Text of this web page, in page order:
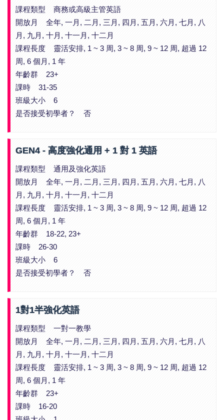
課程類型 商務或高級主管英語
開放月 全年, 一月, 二月, 三月, 四月, 五月, 六月, 七月, 八
月, 九月, 十月, 十一月, 十二月
課程長度 靈活安排, 1 ~ 3 周, 3 ~ 8 周, 9 ~ 12 周, 超過 12
周, 6 個月, 1 年
年齡群 23+
課時 31-35
班級大小 6
是否接受初學者？ 否
GEN4 - 高度強化通用 + 1 對 1 英語
課程類型 通用及強化英語
開放月 全年, 一月, 二月, 三月, 四月, 五月, 六月, 七月, 八
月, 九月, 十月, 十一月, 十二月
課程長度 靈活安排, 1 ~ 3 周, 3 ~ 8 周, 9 ~ 12 周, 超過 12
周, 6 個月, 1 年
年齡群 18-22, 23+
課時 26-30
班級大小 6
是否接受初學者？ 否
1對1半強化英語
課程類型 一對一教學
開放月 全年, 一月, 二月, 三月, 四月, 五月, 六月, 七月, 八
月, 九月, 十月, 十一月, 十二月
課程長度 靈活安排, 1 ~ 3 周, 3 ~ 8 周, 9 ~ 12 周, 超過 12
周, 6 個月, 1 年
年齡群 23+
課時 16-20